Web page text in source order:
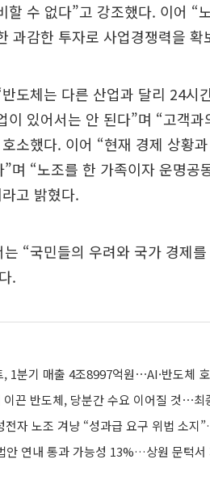
할 수 없다”고 강조했다. 이어 “
과감한 투자로 사업경쟁력을
도체는 다른 산업과 달리 24시
이 있어서는 안 된다”며 “고객
소했다. 이어 “현재 경제 상황
”며 “노조를 한 가족이자 운명
고 밝혔다.
“국민들의 우려와 국가 경제
.
, 1분기 매출 4조8997억원⋯AI·반도체
끈 반도체, 당분간 수요 이어질 것⋯최
전자 노조 겨냥 “성과급 요구 위법 소지
안 연내 통과 가능성 13%…상원 문턱서